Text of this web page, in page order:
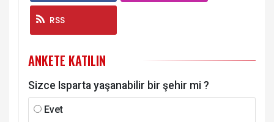
RSS
ANKETE KATILIN
Sizce Isparta yaşanabilir bir şehir mi ?
Evet